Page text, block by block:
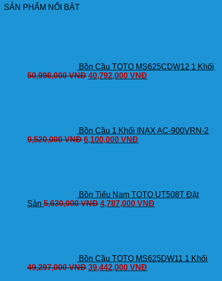
SẢN PHẨM NỔI BẬT
Bồn Cầu TOTO MS625CDW12 1 Khối
50,996,000VNĐ 40,792,000VNĐ
Bồn Cầu 1 Khối INAX AC-900VRN-2
9,520,000VNĐ 6,100,000VNĐ
Bồn Tiểu Nam TOTO UT508T Đặt
Sàn 5,630,000VNĐ 4,787,000VNĐ
Bồn Cầu TOTO MS625DW11 1 Khối
49,297,000VNĐ 39,442,000VNĐ